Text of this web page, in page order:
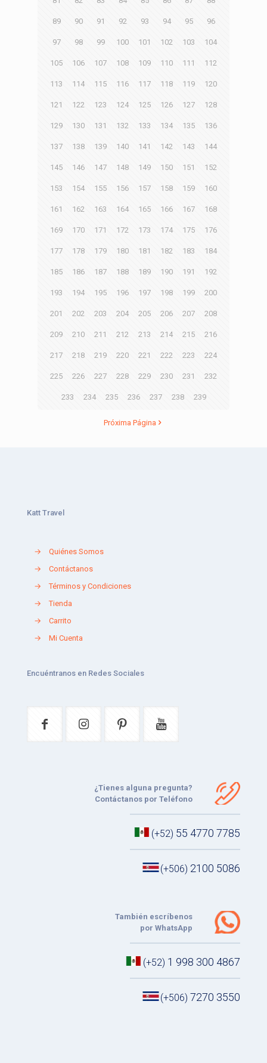
89 90 91 92 93 94 95 96
97 98 99 100 101 102 103 104
105 106 107 108 109 110 111 112
113 114 115 116 117 118 119 120
121 122 123 124 125 126 127 128
129 130 131 132 133 134 135 136
137 138 139 140 141 142 143 144
145 146 147 148 149 150 151 152
153 154 155 156 157 158 159 160
161 162 163 164 165 166 167 168
169 170 171 172 173 174 175 176
177 178 179 180 181 182 183 184
185 186 187 188 189 190 191 192
193 194 195 196 197 198 199 200
201 202 203 204 205 206 207 208
209 210 211 212 213 214 215 216
217 218 219 220 221 222 223 224
225 226 227 228 229 230 231 232
233 234 235 236 237 238 239
Próxima Página
Katt Travel
→
Quiénes Somos
→
Contáctanos
→
Términos y Condiciones
→
Tienda
→
Carrito
→
Mi Cuenta
Encuéntranos en Redes Sociales
¿Tienes alguna pregunta?
Contáctanos por Teléfono
(+52) 55 4770 7785
(+506) 2100 5086
También escríbenos
por WhatsApp
(+52) 1 998 300 4867
(+506) 7270 3550